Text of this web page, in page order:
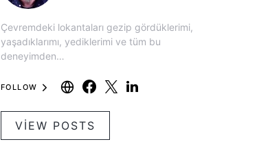
Çevremdeki lokantaları gezip gördüklerimi,
yaşadıklarımı, yediklerimi ve tüm bu
deneyimden…
FOLLOW
VIEW POSTS